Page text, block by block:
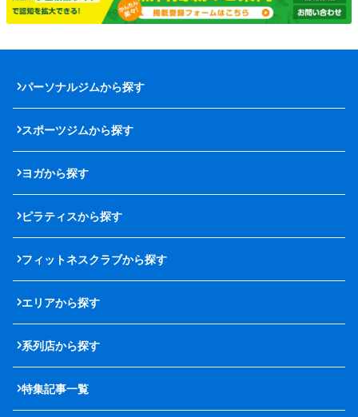
パーソナルジムから探す
スポーツジムから探す
ヨガから探す
ピラティスから探す
フィットネスクラブから探す
エリアから探す
系列店から探す
特集記事一覧